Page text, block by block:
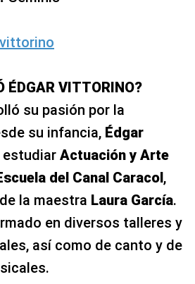
ÉDGAR VITTORINO?
su pasión por la
su infancia, Édgar
Actuación y Arte
del Canal Caracol,
la maestra Laura García.
en diversos talleres y
así como de canto y de